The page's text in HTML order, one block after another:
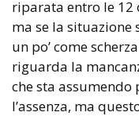
riparata entro le
ma se la situazione
un po’ come
riguarda la
che sta
l’assenza, ma